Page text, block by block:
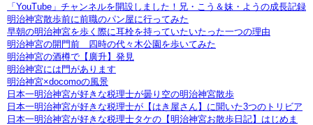
「YouTube」チャンネルを開設しました！兄・こう＆妹・ようの成長記録
明治神宮散歩前に前職のパン屋に行ってみた
早朝の明治神宮を歩く際に耳栓を持っていたいたった一つの理由
明治神宮の開門前 四時の代々木公園を歩いてみた
明治神宮の酒樽で【廣升】発見
明治神宮には門があります
明治神宮×docomoの風景
日本一明治神宮が好きな税理士が曇り空の明治神宮散歩
日本一明治神宮が好きな税理士が【はき屋さん】に聞いた3つのトリビア
日本一明治神宮が好きな税理士タケの【明治神宮お散歩日記】はじめま